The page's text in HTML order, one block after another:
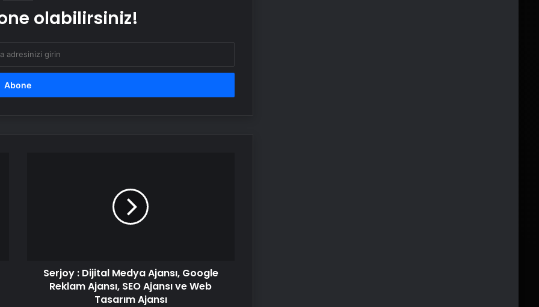
CHP Genel Başkanı Özel, Kırmızı
Bayrak Projesi Tanıtım Toplantısında
olabilirsiniz!
AjansıSerjoy : Dijital Medya Ajansı, Google
Reklam Ajansı, SEO Ajansı ve Web
Tasarım Ajansı